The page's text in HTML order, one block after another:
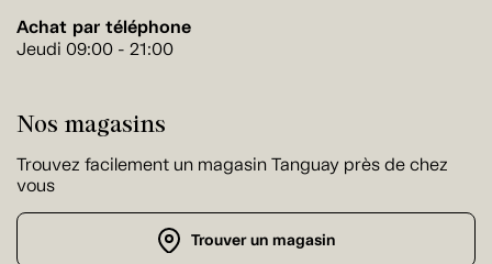
Achat par téléphone
Jeudi 09:00 - 21:00
Nos magasins
Trouvez facilement un magasin Tanguay près de chez
vous
Trouver un magasin